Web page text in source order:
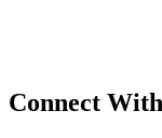
Connect